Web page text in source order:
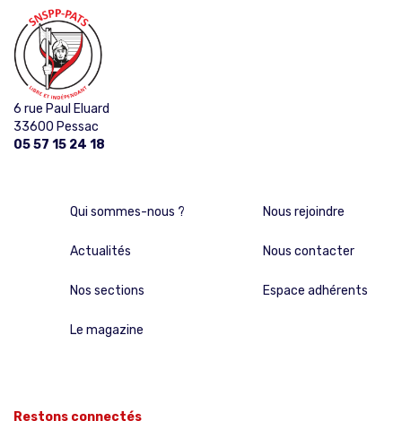
6 rue Paul Eluard
33600 Pessac
05 57 15 24 18
Qui sommes-nous ?
Actualités
Nos sections
Le magazine
Nous rejoindre
Nous contacter
Espace adhérents
Restons connectés